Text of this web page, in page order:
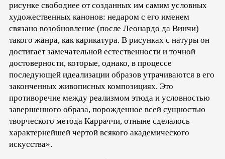
рисунке свободнее от созданных им самим условных
художественных канонов: недаром с его именем
связано возобновление (после Леонардо да Винчи)
такого жанра, как карикатура. В рисунках с натуры он
достигает замечательной естественности и точной
достоверности, которые, однако, в процессе
последующей идеализации образов утрачиваются в его
законченных живописных композициях. Это
противоречие между реализмом этюда и условностью
завершенного образа, порожденное всей сущностью
творческого метода Карраччи, отныне сделалось
характернейшей чертой всякого академического
искусства».